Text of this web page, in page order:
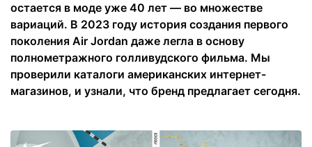
остается в моде уже 40 лет — во множестве
вариаций. В 2023 году история создания первого
поколения Air Jordan даже легла в основу
полнометражного голливудского фильма. Мы
проверили каталоги американских интернет-
магазинов, и узнали, что бренд предлагает сегодня.